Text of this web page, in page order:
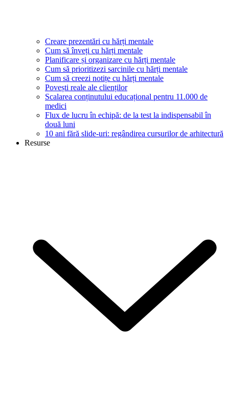
Creare prezentări cu hărți mentale
Cum să înveți cu hărți mentale
Planificare și organizare cu hărți mentale
Cum să prioritizezi sarcinile cu hărți mentale
Cum să creezi notițe cu hărți mentale
Povești reale ale clienților
Scalarea conținutului educațional pentru 11.000 de
medici
Flux de lucru în echipă: de la test la indispensabil în
două luni
10 ani fără slide-uri: regândirea cursurilor de arhitectură
Resurse